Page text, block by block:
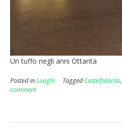
Un tuffo negli anni Ottanta
Posted inLuoghi TaggedCastelfidardo,
comment